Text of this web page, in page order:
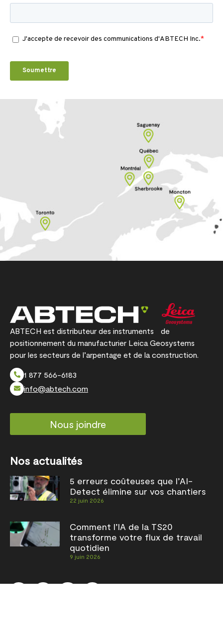
ABTECH est distributeur des instruments de
positionnement du manufacturier Leica Geosystems
pour les secteurs de l’arpentage et de la construction.
1 877 566-6183
info@abtech.com
Nous joindre
Nos actualités
5 erreurs coûteuses que l’AI-
Detect élimine sur vos chantiers
22 juin 2026
Comment l’IA de la TS20
transforme votre flux de travail
quotidien
9 juin 2026